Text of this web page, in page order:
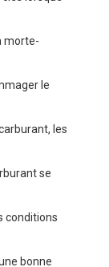
morte-
le
les
se
conditions
bonne